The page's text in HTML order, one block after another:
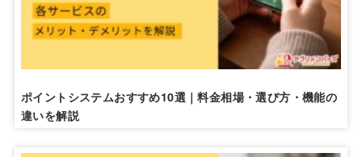
ポイントシステムおすすめ10選｜料金相場・選び方・機能の
違いを解説